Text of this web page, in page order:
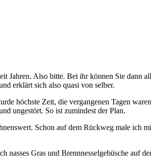
Jahren. Also bitte. Bei ihr können Sie dann
erklärt sich also quasi von selber.
höchste Zeit, die vergangenen Tagen
ungestört. So ist zumindest der Plan.
Schon auf dem Rückweg male ich
Gras und Brennnesselgebüsche auf